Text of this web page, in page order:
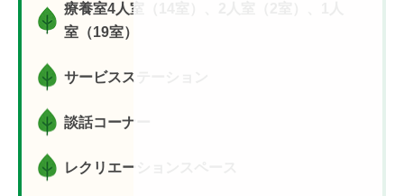
療養室4人室（14室）、2人室（2室）、1人
室（19室）
サービスステーション
談話コーナー
レクリエーションスペース